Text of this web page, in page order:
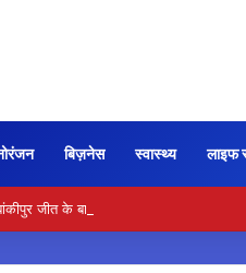
बिज़नेस स्वास्थ्य लाइफ
जीत के बाद प्रशांत किशोर का दावा, हर